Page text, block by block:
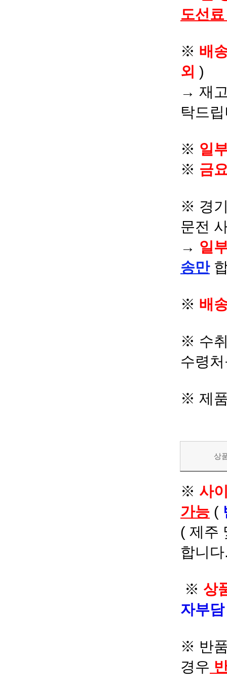
도선
※ 배
외 )
→ 재
탁드
※ 일
※ 금
※ 경
문전
→ 일
송만
※ 배
※ 수
수령
※ 제
상
※ 사
가능 (
( 제주
합니
※ 상
자부
※ 반
경우